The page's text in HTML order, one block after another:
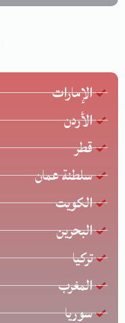
الإمارات
الأردن
قطر
سلطنة عمان
الكويت
البحرين
تركيا
المغرب
سوريا